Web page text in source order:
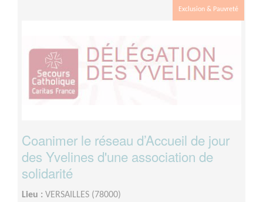
Exclusion & Pauvreté
Coanimer le réseau d’Accueil de jour
des Yvelines d'une association de
solidarité
Lieu : VERSAILLES (78000)